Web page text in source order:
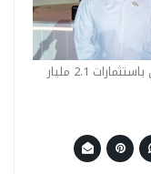
«بن غاطي» تطلق مشروع «فلير» في دبي باستثمارات 2.1 مليار